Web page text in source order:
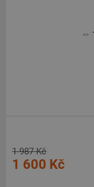
1 987 Kč
1 600 Kč